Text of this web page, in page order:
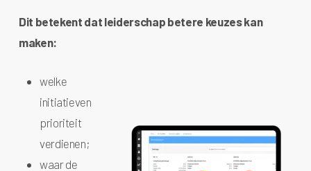
Dit betekent dat leiderschap betere keuzes kan
maken:
welke
initiatieven
prioriteit
verdienen;
waar de